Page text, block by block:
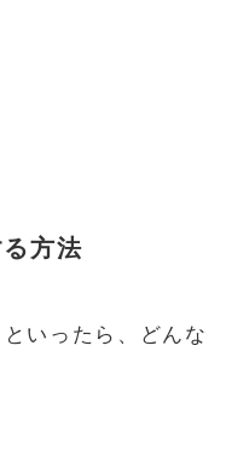
方法
いったら、どんな